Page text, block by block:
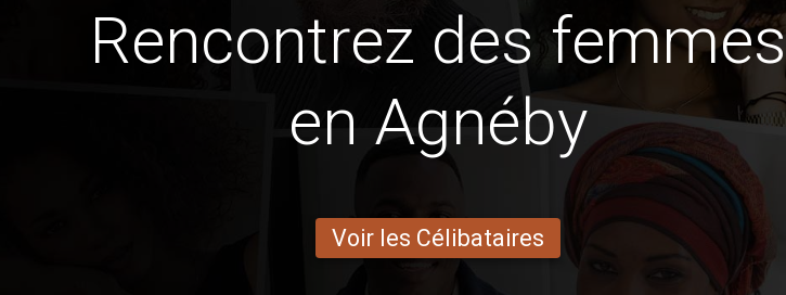
Rencontrez des femmes
en Agnéby
Voir les Célibataires